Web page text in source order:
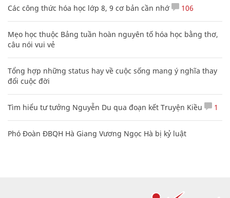
Các công thức hóa học lớp 8, 9 cơ bản cần nhớ 106
Mẹo học thuộc Bảng tuần hoàn nguyên tố hóa học bằng thơ,
câu nói vui vẻ
Tổng hợp những status hay về cuộc sống mang ý nghĩa thay
đổi cuộc đời
Tìm hiểu tư tưởng Nguyễn Du qua đoạn kết Truyện Kiều 1
Phó Đoàn ĐBQH Hà Giang Vương Ngọc Hà bị kỷ luật